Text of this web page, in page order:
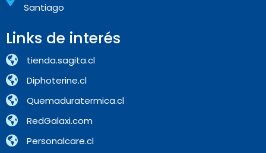
Santiago
Links de interés
tienda.sagita.cl
Diphoterine.cl
Quemaduratermica.cl
RedGalaxi.com
Personalcare.cl